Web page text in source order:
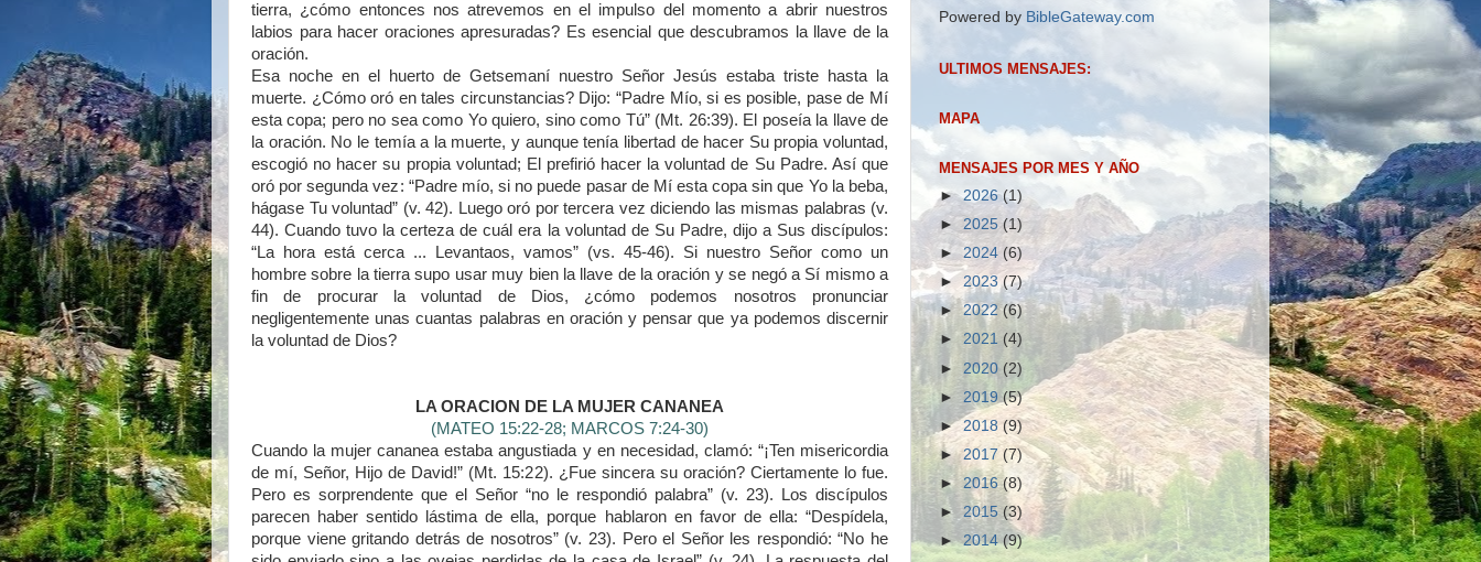
tierra, ¿cómo entonces nos atrevemos en el impulso del momento a abrir nuestros
labios para hacer oraciones apresuradas? Es esencial que descubramos la llave de la
oración.
Esa noche en el huerto de Getsemaní nuestro Señor Jesús estaba triste hasta la
muerte. ¿Cómo oró en tales circunstancias? Dijo: “Padre Mío, si es posible, pase de Mí
esta copa; pero no sea como Yo quiero, sino como Tú” (Mt. 26:39). El poseía la llave de
la oración. No le temía a la muerte, y aunque tenía libertad de hacer Su propia voluntad,
escogió no hacer su propia voluntad; El prefirió hacer la voluntad de Su Padre. Así que
oró por segunda vez: “Padre mío, si no puede pasar de Mí esta copa sin que Yo la beba,
hágase Tu voluntad” (v. 42). Luego oró por tercera vez diciendo las mismas palabras (v.
44). Cuando tuvo la certeza de cuál era la voluntad de Su Padre, dijo a Sus discípulos:
“La hora está cerca ... Levantaos, vamos” (vs. 45-46). Si nuestro Señor como un
hombre sobre la tierra supo usar muy bien la llave de la oración y se negó a Sí mismo a
fin de procurar la voluntad de Dios, ¿cómo podemos nosotros pronunciar
negligentemente unas cuantas palabras en oración y pensar que ya podemos discernir
la voluntad de Dios?
LA ORACION DE LA MUJER CANANEA
(MATEO 15:22-28; MARCOS 7:24-30)
Cuando la mujer cananea estaba angustiada y en necesidad, clamó: “¡Ten misericordia
de mí, Señor, Hijo de David!” (Mt. 15:22). ¿Fue sincera su oración? Ciertamente lo fue.
Pero es sorprendente que el Señor “no le respondió palabra” (v. 23). Los discípulos
parecen haber sentido lástima de ella, porque hablaron en favor de ella: “Despídela,
porque viene gritando detrás de nosotros” (v. 23). Pero el Señor les respondió: “No he
Powered by BibleGateway.com
ULTIMOS MENSAJES:
MAPA
MENSAJES POR MES Y AÑO
►2026(1)
►2025(1)
►2024 (6)
► 2023(7)
►2022(6)
► 2021 (4)
► 2020 (2)
► 2019 (5)
► 2018(9)
►2017 (7)
►2016(8)
►2015 (3)
►2014(9)